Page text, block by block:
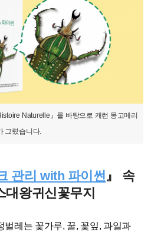
Naturelle』를 바탕으로 캐런 몽고메리
그렸습니다.
관리 with 파이썬』 속
대왕귀신꽃무지
벌레는 꽃가루, 꿀, 꽃잎, 과일과